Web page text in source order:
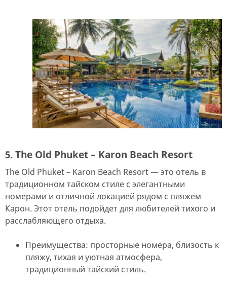
5. The Old Phuket – Karon Beach Resort
The Old Phuket – Karon Beach Resort — это отель в
традиционном тайском стиле с элегантными
номерами и отличной локацией рядом с пляжем
Карон. Этот отель подойдет для любителей тихого и
расслабляющего отдыха.
Преимущества: просторные номера, близость к
пляжу, тихая и уютная атмосфера,
традиционный тайский стиль.